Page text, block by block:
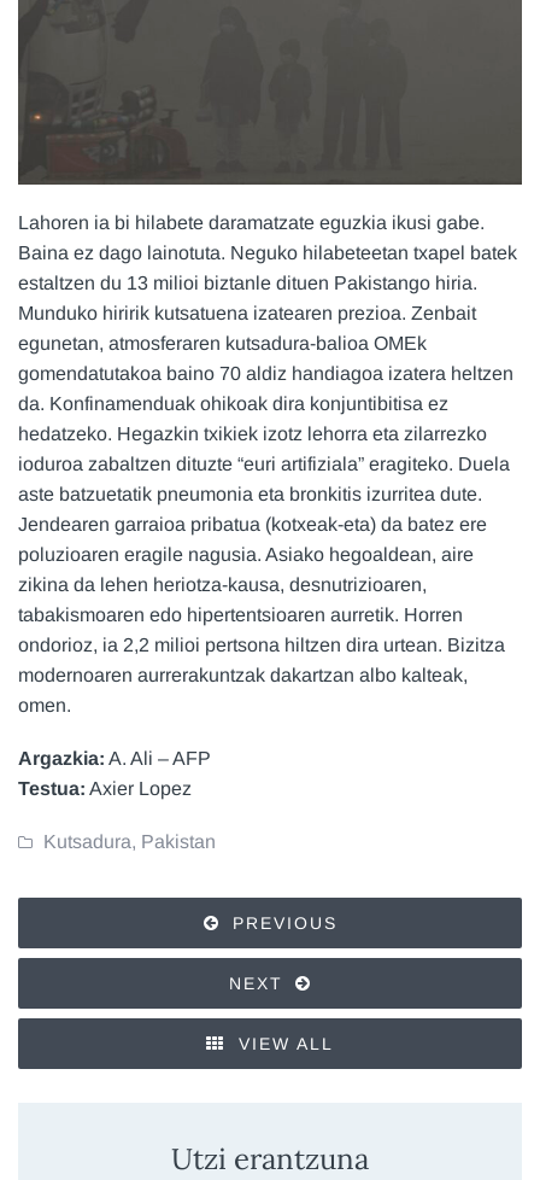
Lahoren ia bi hilabete daramatzate eguzkia ikusi gabe.
Baina ez dago lainotuta. Neguko hilabeteetan txapel batek
estaltzen du 13 milioi biztanle dituen Pakistango hiria.
Munduko hiririk kutsatuena izatearen prezioa. Zenbait
egunetan, atmosferaren kutsadura-balioa OMEk
gomendatutakoa baino 70 aldiz handiagoa izatera heltzen
da. Konfinamenduak ohikoak dira konjuntibitisa ez
hedatzeko. Hegazkin txikiek izotz lehorra eta zilarrezko
ioduroa zabaltzen dituzte “euri artifiziala” eragiteko. Duela
aste batzuetatik pneumonia eta bronkitis izurritea dute.
Jendearen garraioa pribatua (kotxeak-eta) da batez ere
poluzioaren eragile nagusia. Asiako hegoaldean, aire
zikina da lehen heriotza-kausa, desnutrizioaren,
tabakismoaren edo hipertentsioaren aurretik. Horren
ondorioz, ia 2,2 milioi pertsona hiltzen dira urtean. Bizitza
modernoaren aurrerakuntzak dakartzan albo kalteak,
omen.
Argazkia: A. Ali – AFP
Testua: Axier Lopez
Kutsadura, Pakistan
PREVIOUS
NEXT
VIEW ALL
Utzi erantzuna